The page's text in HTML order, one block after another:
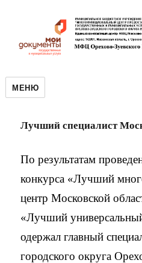
МЕНЮ
Лучший специалист
По результатам
конкурса «Лучший
центр Московской
«Лучший
одержал главный
городского округа